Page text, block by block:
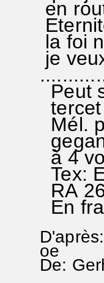
en
la foi
je
Peut
Mél.
à 4
Tex:
RA
En
oe
De: